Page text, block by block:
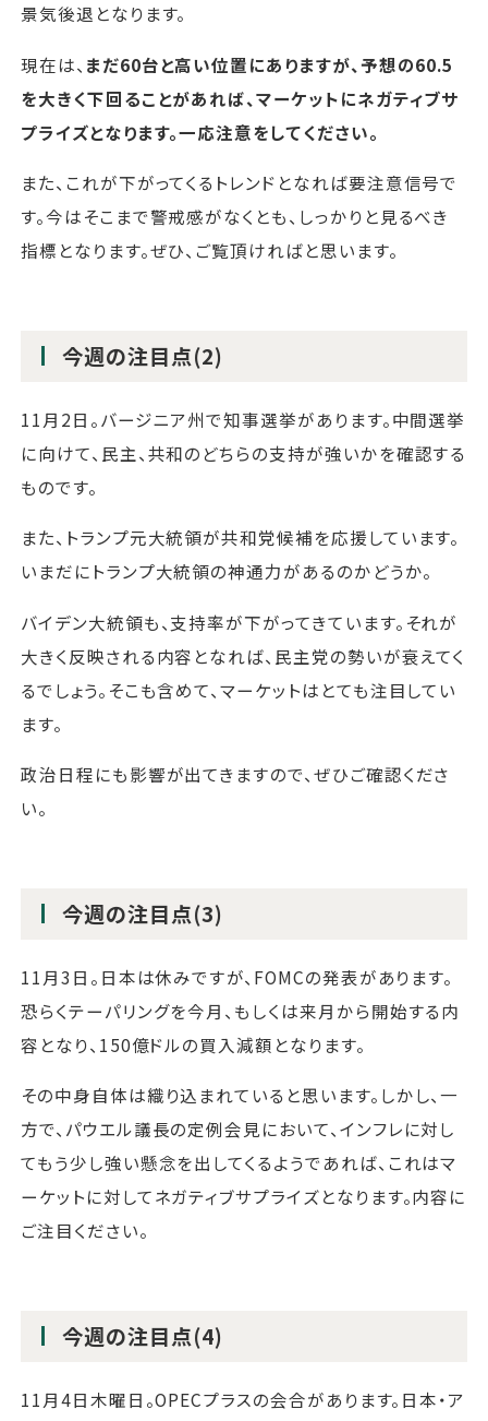
景気後退となります。
現在は、 まだ60台と高い位置にありますが、予想の60.5
を大きく下回ることがあれば、マーケットにネガティブサ
プライズとなります。一応注意をしてください。
また、これが下がってくるトレンドとなれば要注意信号で
す。今はそこまで警戒感がなくとも、しっかりと見るべき
指標となります。ぜひ、ご覧頂ければと思います。
今週の注目点(2)
11月2日。バージニア州で知事選挙があります。中間選挙
に向けて、民主、共和のどちらの支持が強いかを確認する
ものです。
また、トランプ元大統領が共和党候補を応援しています。
いまだにトランプ大統領の神通力があるのかどうか。
バイデン大統領も、支持率が下がってきています。それが
大きく反映される内容となれば、民主党の勢いが衰えてく
るでしょう。そこも含めて、マーケットはとても注目してい
ます。
政治日程にも影響が出てきますので、ぜひご確認くださ
い。
今週の注目点(3)
11月3日。日本は休みですが、FOMCの発表があります。
恐らくテーパリングを今月、もしくは来月から開始する内
容となり、150億ドルの買入減額となります。
その中身自体は織り込まれていると思います。しかし、一
方で、パウエル議長の定例会見において、インフレに対し
てもう少し強い懸念を出してくるようであれば、これはマ
ーケットに対してネガティブサプライズとなります。内容に
ご注目ください。
今週の注目点(4)
11月4日木曜日。OPECプラスの会合があります。日本・ア